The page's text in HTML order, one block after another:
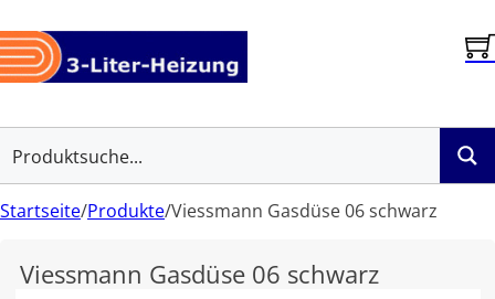
Startseite/Produkte/Viessmann Gasdüse 06 schwarz
Viessmann Gasdüse 06 schwarz